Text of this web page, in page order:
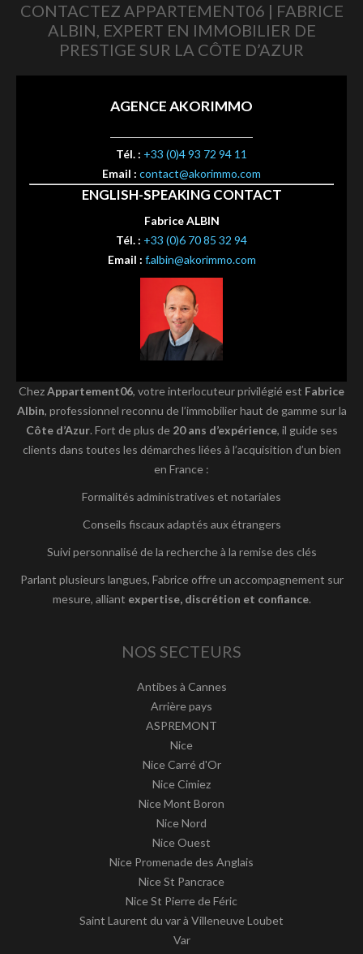
CONTACTEZ APPARTEMENT06 | FABRICE
ALBIN, EXPERT EN IMMOBILIER DE
PRESTIGE SUR LA CÔTE D’AZUR
AGENCE AKORIMMO
Tél. : +33 (0)4 93 72 94 11
Email : contact@akorimmo.com
ENGLISH-SPEAKING CONTACT
Fabrice ALBIN
Tél. : +33 (0)6 70 85 32 94
Email : f.albin@akorimmo.com
ChezAppartement06, votre interlocuteur privilégié est Fabrice
Albin, professionnel reconnu de l’immobilier haut de gamme sur la
Côte d’Azur. Fort de plus de 20 ans d’expérience, il guide ses
clients dans toutes les démarches liées à l’acquisition d’un bien
en France :
Formalités administratives et notariales
Conseils fiscaux adaptés aux étrangers
Suivi personnalisé de la recherche à la remise des clés
Parlant plusieurs langues, Fabrice offre un accompagnement sur
mesure, alliant expertise, discrétion et confiance.
NOS SECTEURS
Antibes à Cannes
Arrière pays
ASPREMONT
Nice
Nice Carré d'Or
Nice Cimiez
Nice Mont Boron
Nice Nord
Nice Ouest
Nice Promenade des Anglais
Nice St Pancrace
Nice St Pierre de Féric
Saint Laurent du var à Villeneuve Loubet
Var